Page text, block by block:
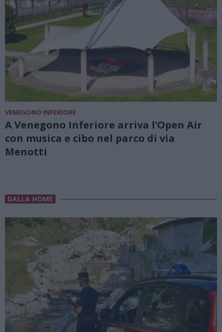
VENEGONO INFERIORE
A Venegono Inferiore arriva l’Open Air
con musica e cibo nel parco di via
Menotti
DALLA HOME